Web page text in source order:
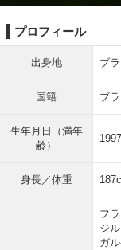
プロフィール
出身地 ブ
国籍 ブ
生年月日（満年
齢）
身長／体重
フ
ジ
ガ